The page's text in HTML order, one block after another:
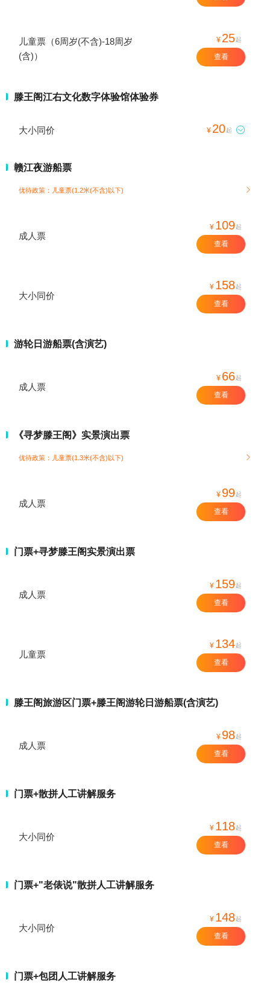
儿童票（6周岁(不含)-18周岁
(含)）
¥ 25起
查看
滕王阁江右文化数字体验馆体验券
大小同价 ¥ 20起 
赣江夜游船票
优待政策：儿童票(1.2米(不含)以下) 
成人票
¥ 109起
查看
大小同价
¥ 158起
查看
游轮日游船票(含演艺)
成人票
¥ 66起
查看
《寻梦滕王阁》实景演出票
优待政策：儿童票(1.3米(不含)以下) 
成人票
¥ 99起
查看
门票+寻梦滕王阁实景演出票
成人票
¥ 159起
查看
儿童票
¥ 134起
查看
滕王阁旅游区门票+滕王阁游轮日游船票(含演艺)
成人票
¥ 98起
查看
门票+散拼人工讲解服务
大小同价
¥ 118起
查看
门票+"老俵说"散拼人工讲解服务
大小同价
¥ 148起
查看
门票+包团人工讲解服务